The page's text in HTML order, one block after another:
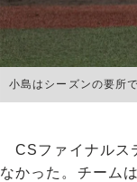
小島はシーズンの要
CSファイナルス
なかった。チーム